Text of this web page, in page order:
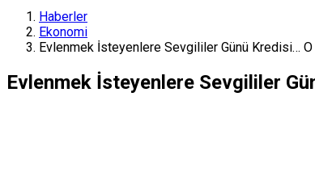
Haberler
Ekonomi
Evlenmek İsteyenlere Sevgililer Günü Kredisi…
Evlenmek İsteyenlere Sevgililer